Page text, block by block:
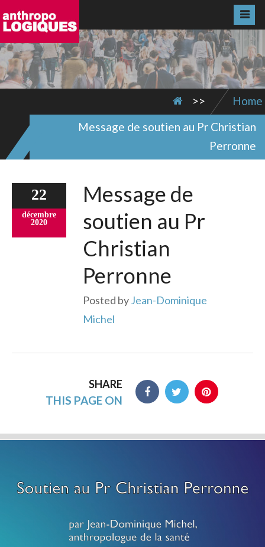
>>
Home
Message de soutien au Pr Christian
Perronne
22
décembre
2020
Message de
soutien au Pr
Christian
Perronne
Posted byJean-Dominique
Michel
SHARE
THIS PAGE ON